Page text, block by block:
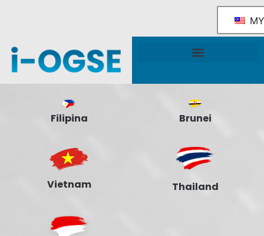
MY
Filipina Brunei
Vietnam Thailand